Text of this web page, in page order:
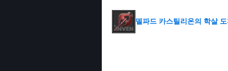
델파드 카스틸리온의 학살